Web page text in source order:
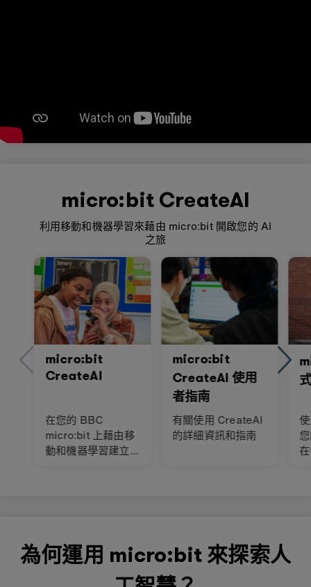
micro:bit CreateAI
利用移動和機器學習來藉由 micro:bit 開啟您的 AI
之旅
micro:bit
CreateAI
在您的 BBC
micro:bit 上藉由移
動和機器學習建立
micro:bit
CreateAI 使用
者指南
有關使用 CreateAI
的詳細資訊和指南
為何運用 micro:bit 來探索人